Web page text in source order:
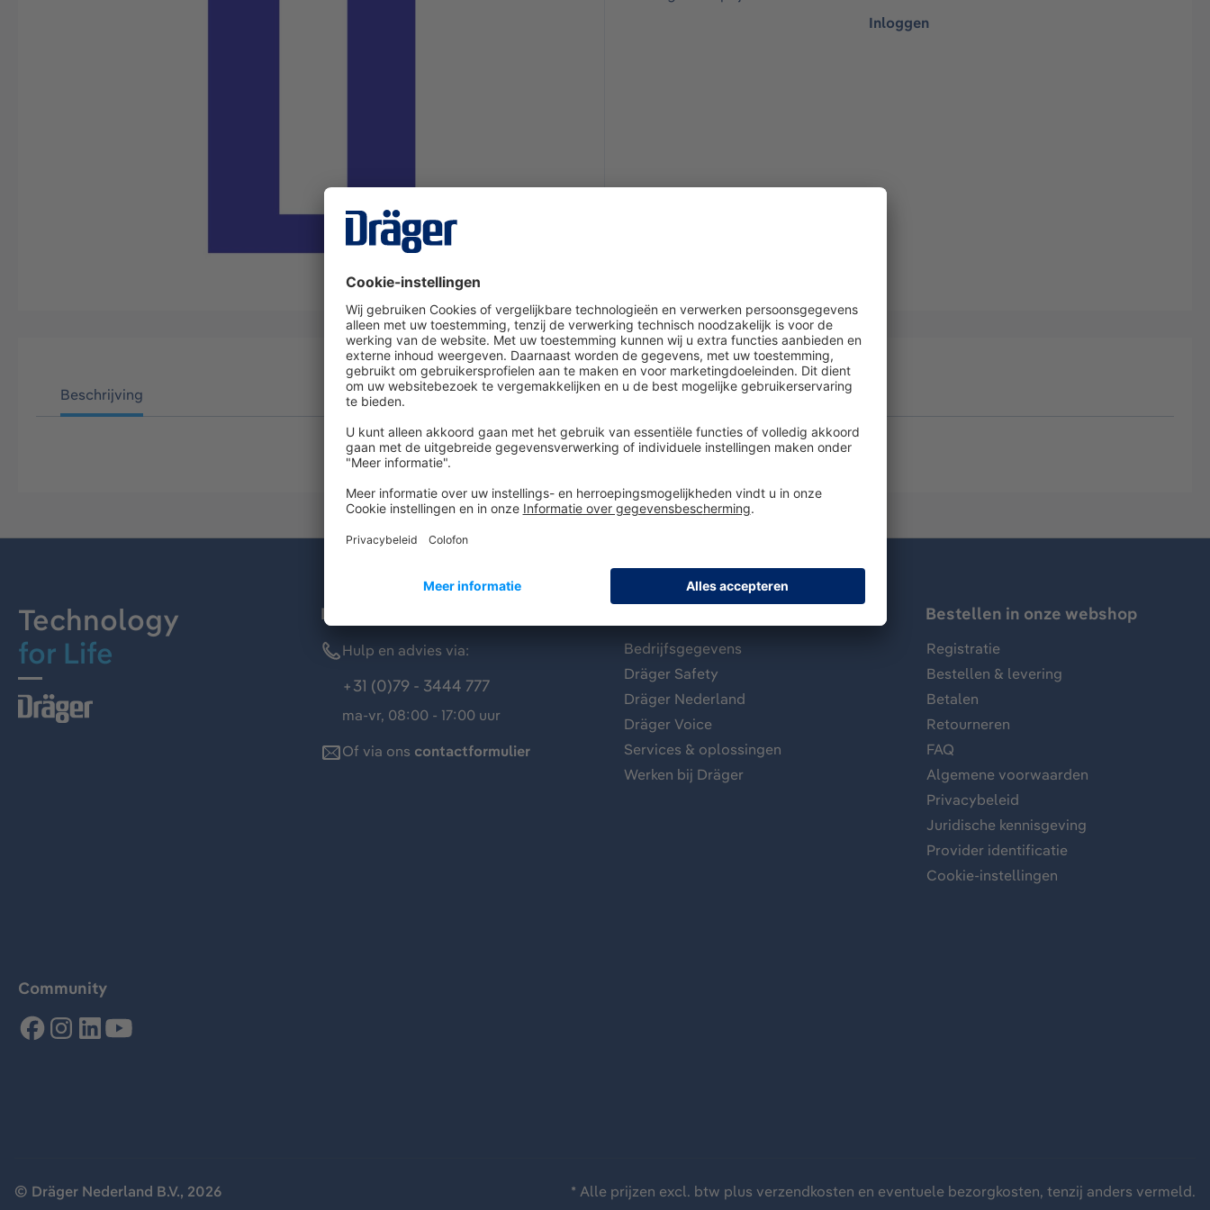
Inloggen
Beschrijving
Technology
for Life
Dräger klantenservice
Hulp en advies via:
+31 (0)79 - 3444 777
ma-vr, 08:00 - 17:00 uur
Of via ons contactformulier
Bedrijfsgegevens
Dräger Safety
Dräger Nederland
Dräger Voice
Services & oplossingen
Werken bij Dräger
Bestellen in onze webshop
Registratie
Bestellen & levering
Betalen
Retourneren
FAQ
Algemene voorwaarden
Privacybeleid
Juridische kennisgeving
Provider identificatie
Cookie-instellingen
Community
© Dräger Nederland B.V., 2026 * Alle prijzen excl. btw plus verzendkosten en eventuele bezorgkosten, tenzij anders vermeld.